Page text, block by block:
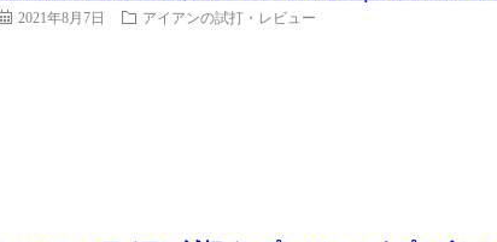
2021年8月7日 アイアンの試打・レビュー